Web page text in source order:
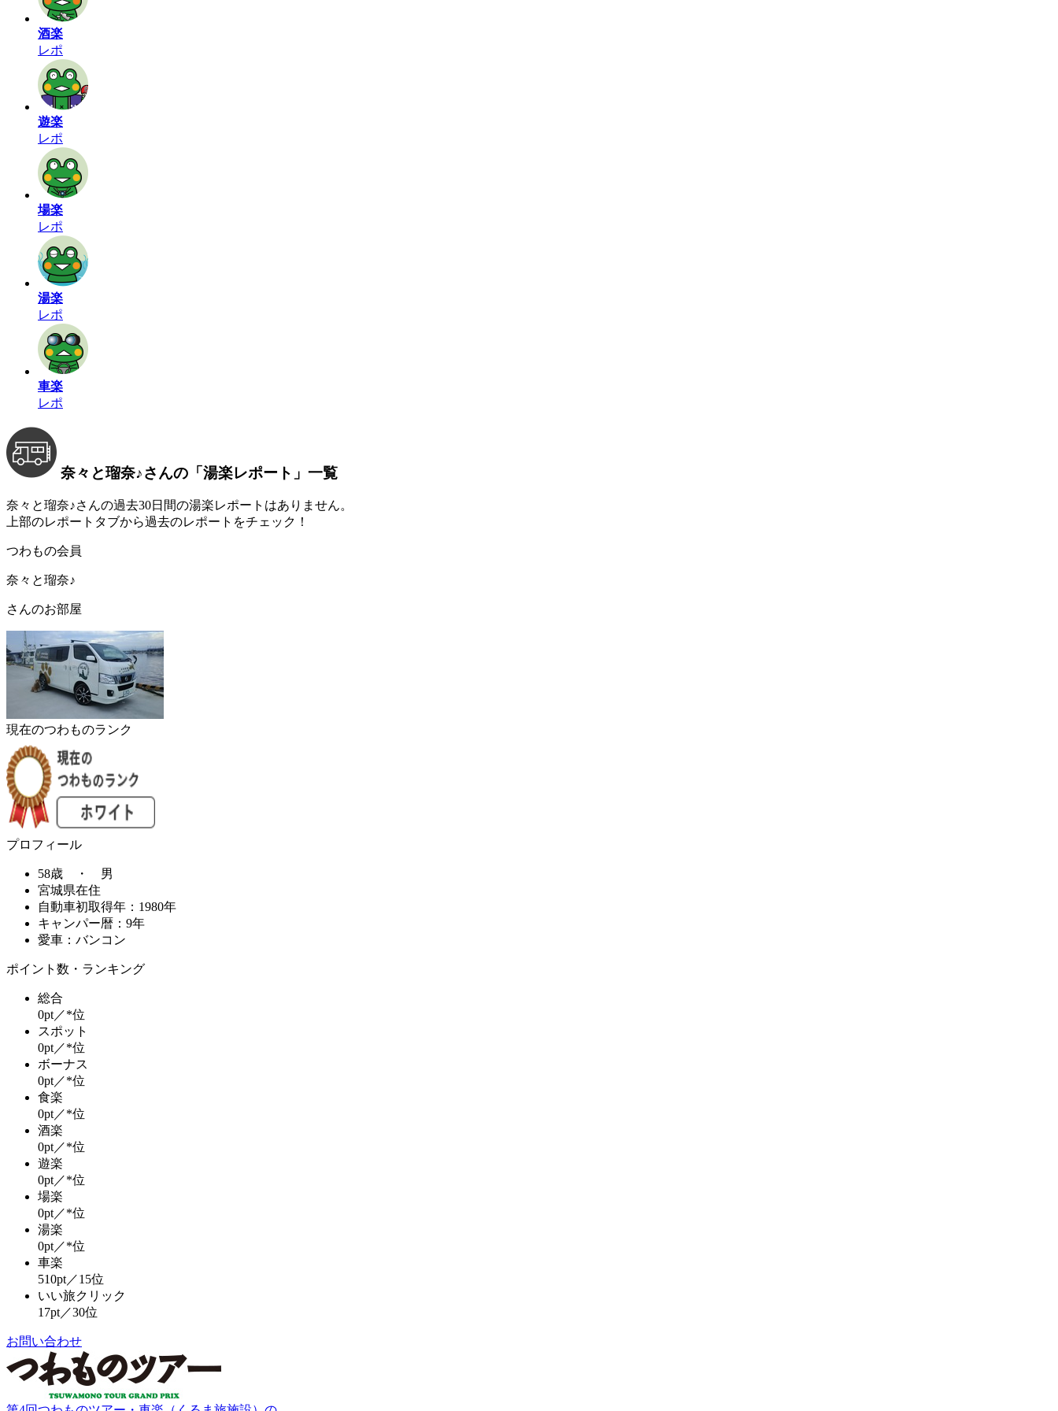
酒楽
レポ
遊楽
レポ
場楽
レポ
湯楽
レポ
車楽
レポ
奈々と瑠奈♪さんの 「湯楽レポート」 一覧
奈々と瑠奈♪さんの過去30日間の湯楽レポートはありません。
上部のレポートタブから過去のレポートをチェック！
つわもの会員
奈々と瑠奈♪
さんのお部屋
現在のつわものランク
プロフィール
58歳 ・ 男
宮城県在住
自動車初取得年：1980年
キャンパー暦：9年
愛車：バンコン
ポイント数・ランキング
総合
0pt／*位
スポット
0pt／*位
ボーナス
0pt／*位
食楽
0pt／*位
酒楽
0pt／*位
遊楽
0pt／*位
場楽
0pt／*位
湯楽
0pt／*位
車楽
510pt／15位
いい旅クリック
17pt／30位
お問い合わせ